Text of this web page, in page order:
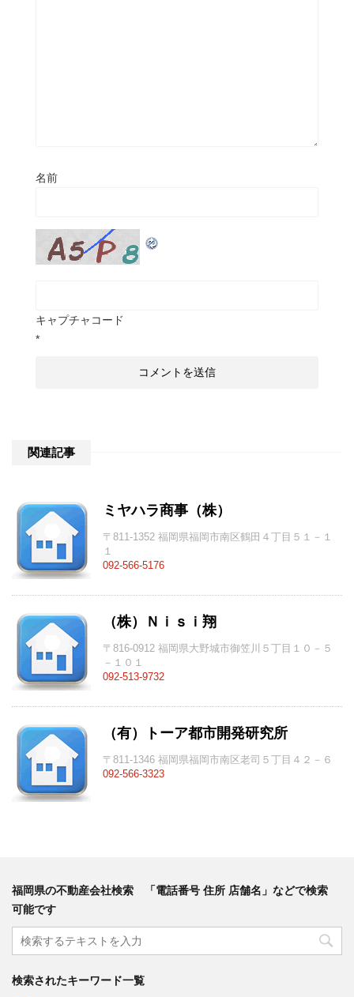
名前
キャプチャコード
*
関連記事
ミヤハラ商事（株）
〒811-1352 福岡県福岡市南区鶴田４丁目５１－１
１
092-566-5176
（株）Ｎｉｓｉ翔
〒816-0912 福岡県大野城市御笠川５丁目１０－５
－１０１
092-513-9732
（有）トーア都市開発研究所
〒811-1346 福岡県福岡市南区老司５丁目４２－６
092-566-3323
福岡県の不動産会社検索 「電話番号 住所 店舗名」などで検索
可能です
検索されたキーワード一覧